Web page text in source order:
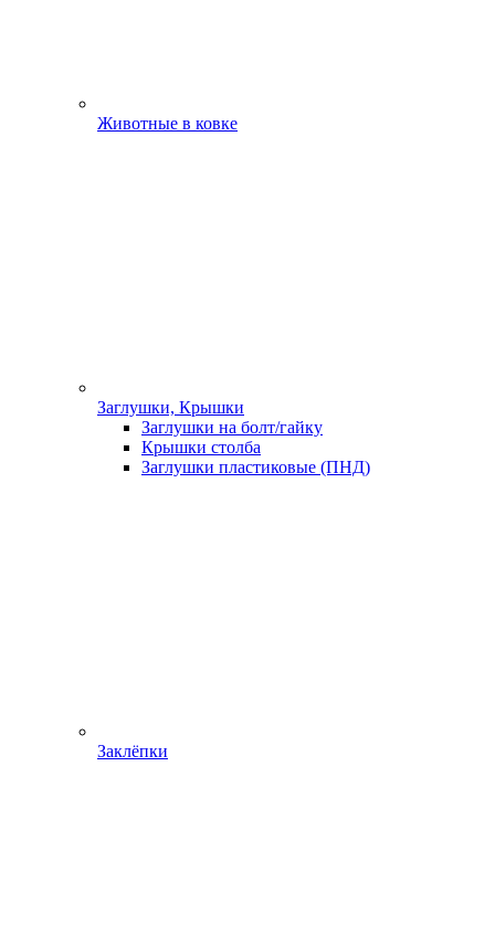
Животные в ковке
Заглушки, Крышки
Заглушки на болт/гайку
Крышки столба
Заглушки пластиковые (ПНД)
Заклёпки